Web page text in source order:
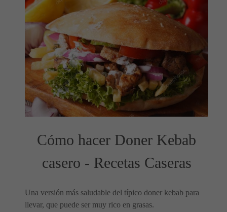
Cómo hacer Doner Kebab
casero - Recetas Caseras
Una versión más saludable del típico doner kebab para
llevar, que puede ser muy rico en grasas.